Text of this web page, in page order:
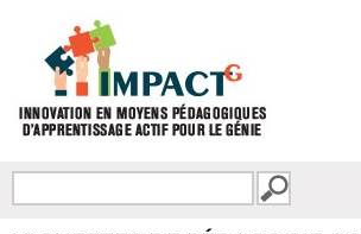
FORMULAIRE DE